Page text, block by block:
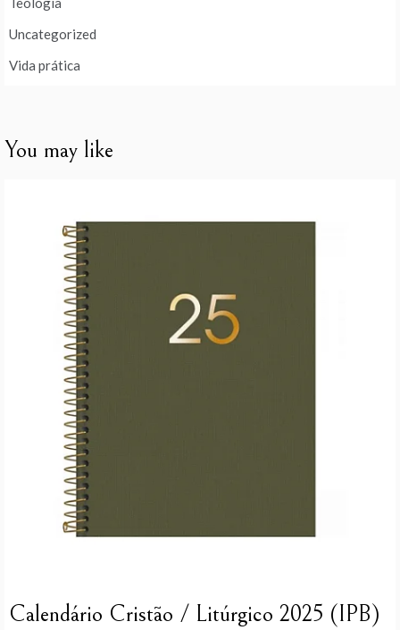
Uncategorized
Vida prática
You may like
Calendário Cristão / Litúrgico 2025 (IPB)